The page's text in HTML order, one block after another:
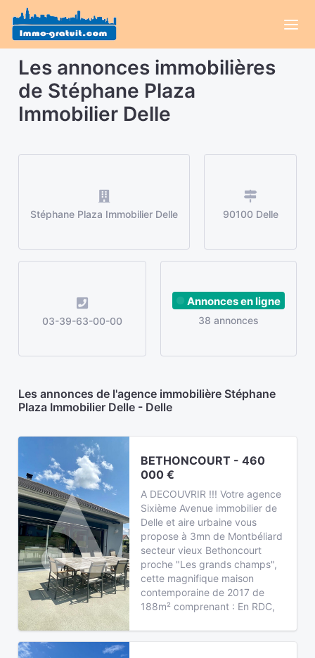
Les annonces immobilières
de Stéphane Plaza
Immobilier Delle
Stéphane Plaza Immobilier Delle 90100 Delle
03-39-63-00-00
Annonces en ligne
38 annonces
Les annonces de l'agence immobilière Stéphane
Plaza Immobilier Delle - Delle
BETHONCOURT - 460
000 €
A DECOUVRIR !!! Votre agence
Sixième Avenue immobilier de
Delle et aire urbaine vous
propose à 3mn de Montbéliard
secteur vieux Bethoncourt
proche "Les grands champs",
cette magnifique maison
contemporaine de 2017 de
188m² comprenant : En RDC,